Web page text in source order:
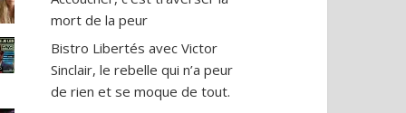
mort de la peur
Bistro Libertés avec Victor
Sinclair, le rebelle qui n’a peur
de rien et se moque de tout.